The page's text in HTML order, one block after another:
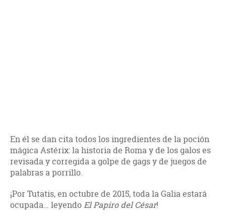
En él se dan cita todos los ingredientes de la poción
mágica Astérix: la historia de Roma y de los galos es
revisada y corregida a golpe de gags y de juegos de
palabras a porrillo.
¡Por Tutatis, en octubre de 2015, toda la Galia estará
ocupada… leyendoEl Papiro del César!